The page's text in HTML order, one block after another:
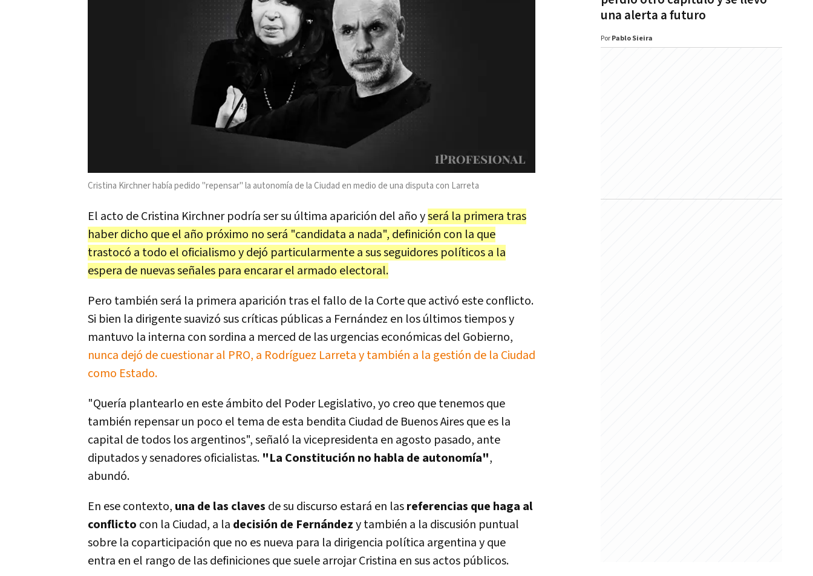
Cristina Kirchner había pedido "repensar" la autonomía de la Ciudad en medio de una disputa con Larreta
El acto de Cristina Kirchner podría ser su última aparición del año yserá la primera tras
haber dicho que el año próximo no será "candidata a nada", definición con la que
trastocó a todo el oficialismo y dejó particularmente a sus seguidores políticos a la
espera de nuevas señales para encarar el armado electoral.
Pero también será la primera aparición tras el fallo de la Corte que activó este conflicto.
Si bien la dirigente suavizó sus críticas públicas a Fernández en los últimos tiempos y
mantuvo la interna con sordina a merced de las urgencias económicas del Gobierno,
nunca dejó de cuestionar al PRO, a Rodríguez Larreta y también a la gestión de la Ciudad
como Estado.
"Quería plantearlo en este ámbito del Poder Legislativo, yo creo que tenemos que
también repensar un poco el tema de esta bendita Ciudad de Buenos Aires que es la
capital de todos los argentinos", señaló la vicepresidenta en agosto pasado, ante
diputados y senadores oficialistas. "La Constitución no habla de autonomía",
abundó.
En ese contexto, una de las claves de su discurso estará en lasreferencias que haga al
conflicto con la Ciudad, a la decisión de Fernándezy también a la discusión puntual
sobre la coparticipación que no es nueva para la dirigencia política argentina y que
entra en el rango de las definiciones que suele arrojar Cristina en sus actos públicos.
una alerta a futuro
Por Pablo Sieira